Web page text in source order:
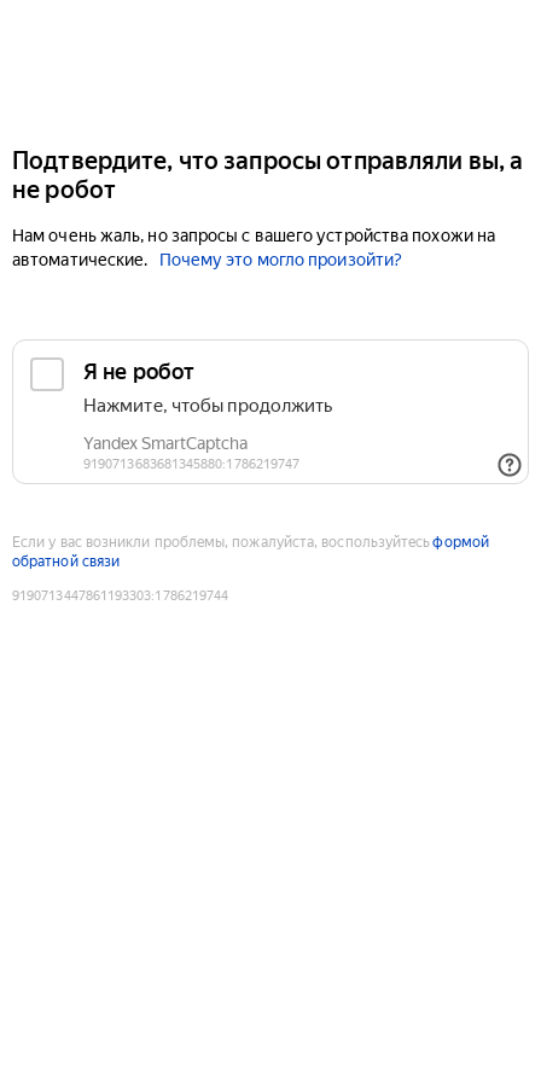
Подтвердите, что запросы отправляли вы, а
не робот
Нам очень жаль, но запросы с вашего устройства похожи на
автоматические.
Почему это могло произойти?
Если у вас возникли проблемы, пожалуйста, воспользуйтесьформой
обратной связи
9190713447861193303:1786219744